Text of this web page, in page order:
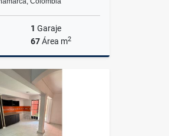
1 Garaje
67Área m2
$270.000.000